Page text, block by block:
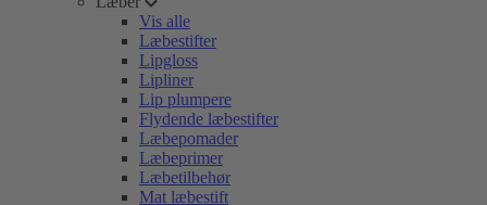
Vis alle
Læbestifter
Lipgloss
Lipliner
Lip plumpere
Flydende læbestifter
Læbepomader
Læbeprimer
Læbetilbehør
Mat læbestift